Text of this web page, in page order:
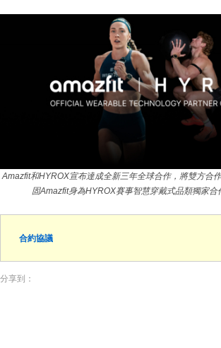
Amazfit和HYROX宣布達成全新三年全球合作，將雙方合
固Amazfit身為HYROX賽事智慧穿戴式品類獨家合
合約協議
分享到：